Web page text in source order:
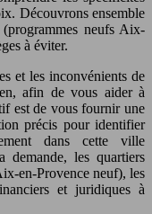
Découvrons ensemble
neufs Aix-
à éviter.
et les inconvénients de
afin de vous aider à
est de vous fournir une
précis pour identifier
dans cette ville
demande, les quartiers
en-Provence neuf), les
et juridiques à